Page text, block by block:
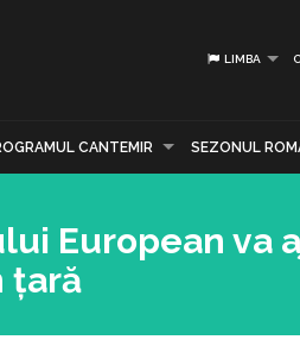
LIMBA
CANTEMIR SEZONUL
European va
țară